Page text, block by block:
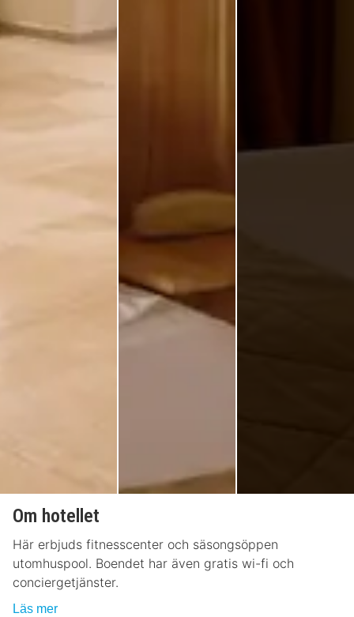
Om hotellet
Här erbjuds fitnesscenter och säsongsöppen
utomhuspool. Boendet har även gratis wi-fi och
conciergetjänster.
Läs mer